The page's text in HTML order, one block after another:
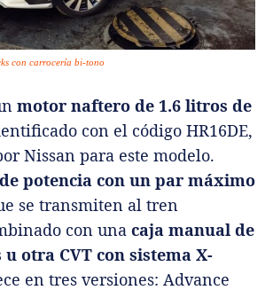
con carrocería bi-tono
motor naftero de 1.6 litros de
con el código HR16DE,
Nissan para este modelo.
de potencia con un par máximo
se transmiten al tren
con una caja manual de
u otra CVT con sistema X-
en tres versiones: Advance